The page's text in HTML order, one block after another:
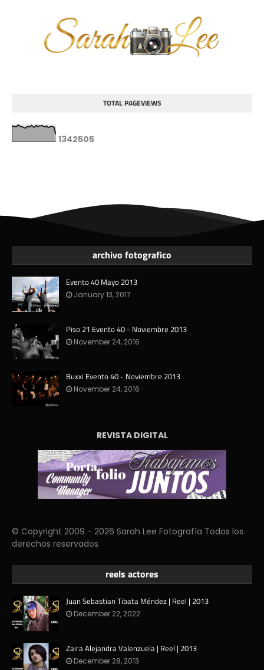
TOTAL PAGEVIEWS
1342505
archivo fotografico
Evento 40 Mayo 2013
January 13, 2017
Piso 21 Evento 40 - Noviembre 2013
November 24, 2016
Buxxi Evento 40 - Noviembre 2013
November 24, 2016
REVISTA DIGITAL
© Copyright 2009 - 2026 Sarah Lee Fotografía Todos los
derechos reservados
reels actores
Juan Sebastian Tibata Méndez | Reel | 2013
December 22, 2022
Zaira Alejandra Valenzuela | Reel | 2013
December 28, 2013